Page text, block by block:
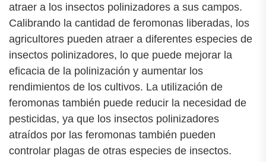
atraer a los insectos polinizadores a sus campos.
Calibrando la cantidad de feromonas liberadas, los
agricultores pueden atraer a diferentes especies de
insectos polinizadores, lo que puede mejorar la
eficacia de la polinización y aumentar los
rendimientos de los cultivos. La utilización de
feromonas también puede reducir la necesidad de
pesticidas, ya que los insectos polinizadores
atraídos por las feromonas también pueden
controlar plagas de otras especies de insectos.